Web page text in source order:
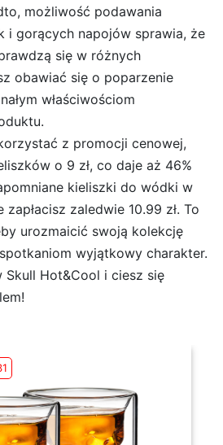
możliwość podawania
i gorących napojów sprawia, że
się w różnych
obawiać się o poparzenie
właściwościom
z promocji cenowej,
o 9 zł, co daje aż 46%
kieliszki do wódki w
zaledwie 10.99 zł. To
urozmaicić swoją kolekcję
wyjątkowy charakter.
Skull Hot&Cool i ciesz się